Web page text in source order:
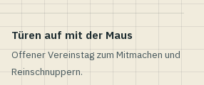
Türen auf mit der Maus
Offener Vereinstag zum Mitmachen und
Reinschnuppern.